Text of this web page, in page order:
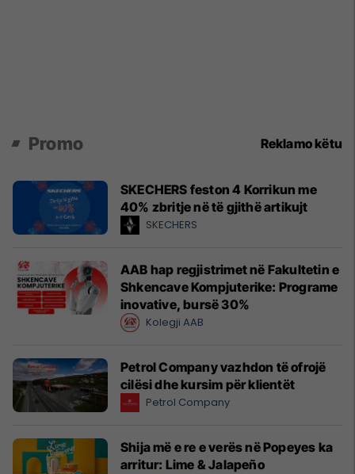
Promo Reklamo këtu
SKECHERS feston 4 Korrikun me
40% zbritje në të gjithë artikujt
SKECHERS
AAB hap regjistrimet në Fakultetin e
Shkencave Kompjuterike: Programe
inovative, bursë 30%
Kolegji AAB
Petrol Company vazhdon të ofrojë
cilësi dhe kursim për klientët
Petrol Company
Shija më e re e verës në Popeyes ka
arritur: Lime & Jalapeño